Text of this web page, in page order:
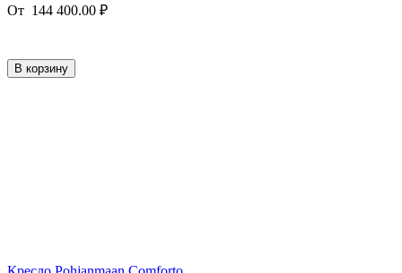
От 144 400.00 ₽
В корзину